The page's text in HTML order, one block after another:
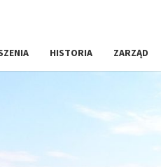
HISTORIA ZARZĄD